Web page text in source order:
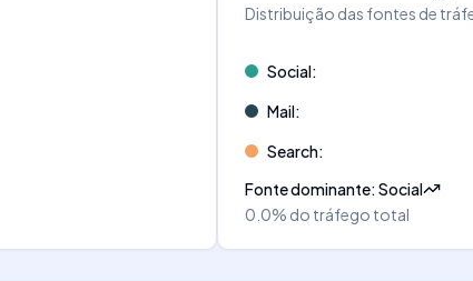
Distribuição das fontes de
Social:
Mail:
Search:
Fonte dominante:Social
0.0% do tráfego total